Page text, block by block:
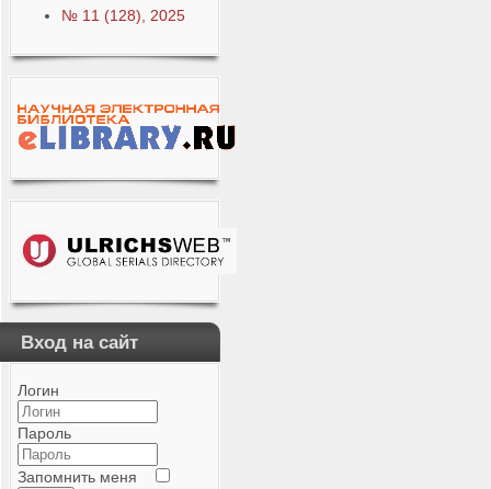
№ 11 (128), 2025
Вход на сайт
Логин
Пароль
Запомнить меня